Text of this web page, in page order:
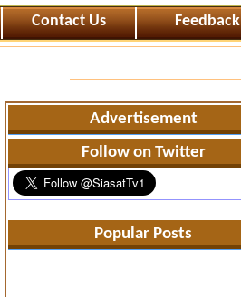
Contact Us Feedback
Advertisement
Follow on Twitter
Popular Posts